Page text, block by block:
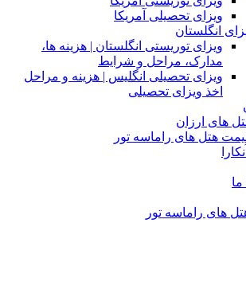
ویزای تحصیلی آمریکا
انگلستان
ویزای توریستی انگلستان | هزینه ها،
مدارک، مراحل و شرایط
ویزای تحصیلی انگلیس | هزینه و مراحل
اخذ ویزای تحصیلی
های ارزان
هتل های راماسه تور
های راماسه تور